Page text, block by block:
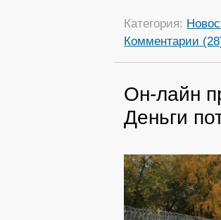
Категория:
Комментарии
Он-лайн
Деньги